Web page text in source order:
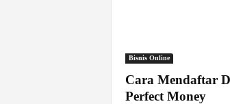
Bisnis Online
Cara Mendaftar
Perfect Money